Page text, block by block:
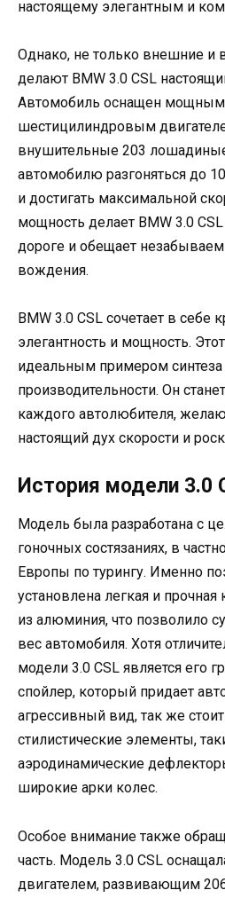
настоящему элегантным и
Однако, не только внешние и
делают BMW 3.0 CSL
Автомобиль оснащен
шестицилиндровым
внушительные 203
автомобилю разгоняться до
и достигать максимальной
мощность делает BMW 3.0
дороге и обещает
вождения.
BMW 3.0 CSL сочетает в себе
элегантность и мощность.
идеальным примером синтеза
производительности. Он
каждого автолюбителя,
настоящий дух скорости и
История модели 3.0
Модель была разработана с
гоночных состязаниях, в
Европы по турингу. Именно
установлена легкая и прочная
из алюминия, что позволило
вес автомобиля. Хотя
модели 3.0 CSL является его
спойлер, который придает
агрессивный вид, так же
стилистические элементы,
аэродинамические
широкие арки колес.
Особое внимание также
часть. Модель 3.0 CSL
двигателем, развивающим